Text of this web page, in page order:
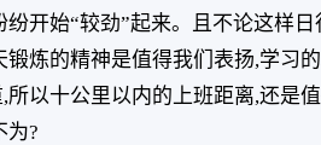
开始“较劲”起来。且不论这样日
锻炼的精神是值得我们表扬,学习
所以十公里以内的上班距离,还是
为?